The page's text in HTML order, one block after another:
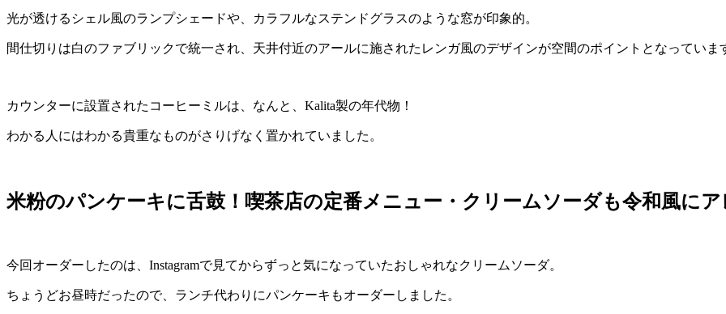
光が透けるシェル風のランプシェードや、カラフルなステンドグラスのような窓が印象的。
間仕切りは白のファブリックで統一され、天井付近のアールに施されたレンガ風のデザインが空間のポイントとなっていま
カウンターに設置されたコーヒーミルは、なんと、Kalita製の年代物！
わかる人にはわかる貴重なものがさりげなく置かれていました。
米粉のパンケーキに舌鼓！喫茶店の定番メニュー・クリームソーダも令和風に
今回オーダーしたのは、Instagramで見てからずっと気になっていたおしゃれなクリームソーダ。
ちょうどお昼時だったので、ランチ代わりにパンケーキもオーダーしました。